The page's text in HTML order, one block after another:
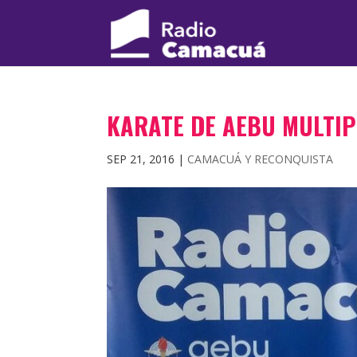
KARATE DE AEBU
SEP 21, 2016 | CAMACUÁ Y RECONQUISTA